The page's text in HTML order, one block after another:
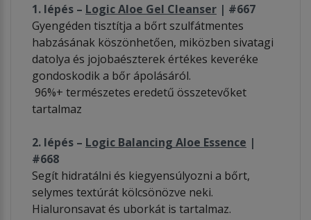
1. lépés – Logic Aloe Gel Cleanser | #667
Gyengéden tisztítja a bőrt szulfátmentes
habzásának köszönhetően, miközben sivatagi
datolya és jojobaészterek értékes keveréke
gondoskodik a bőr ápolásáról.
96%+ természetes eredetű összetevőket
tartalmaz
2. lépés – Logic Balancing Aloe Essence |
#668
Segít hidratálni és kiegyensúlyozni a bőrt,
selymes textúrát kölcsönözve neki.
Hialuronsavat és uborkát is tartalmaz.